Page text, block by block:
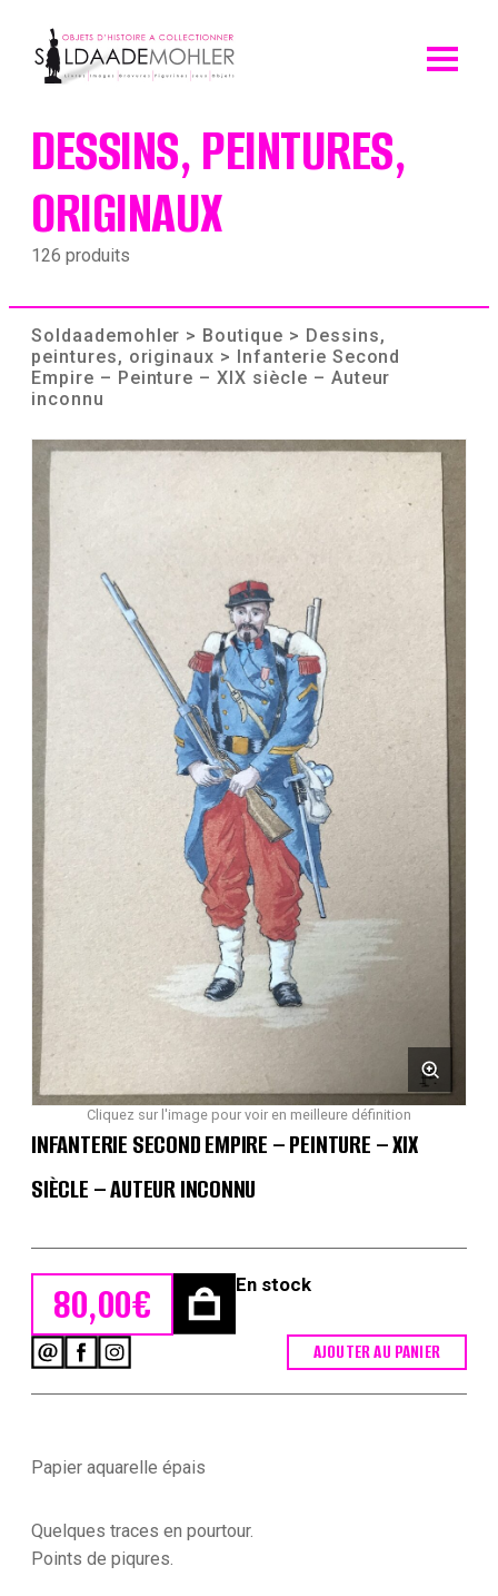
content
DESSINS, PEINTURES,
ORIGINAUX
126 produits
Soldaademohler > Boutique > Dessins,
peintures, originaux > Infanterie Second
Empire – Peinture – XIX siècle – Auteur
inconnu
Cliquez sur l'image pour voir en meilleure définition
INFANTERIE SECOND EMPIRE – PEINTURE – XIX
SIÈCLE – AUTEUR INCONNU
80,00€ En stock
-
XIX
siècle
-
AJOUTER AU PANIER
Papier aquarelle épais
Quelques traces en pourtour.
Points de piqures.